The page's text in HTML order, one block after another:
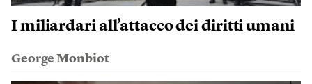
I miliardari all’attacco dei diritti umani
George Monbiot